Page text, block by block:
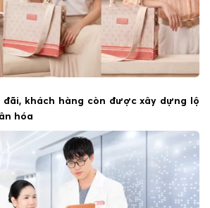
đãi, khách hàng còn được xây dựng lộ
hóa